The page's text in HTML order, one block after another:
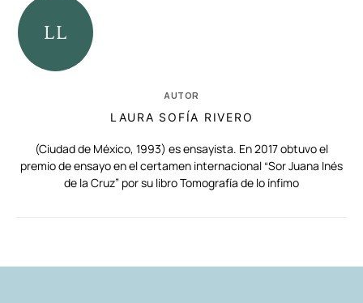
AUTOR
LAURA SOFÍA RIVERO
(Ciudad de México, 1993) es ensayista. En 2017 obtuvo el
premio de ensayo en el certamen internacional “Sor Juana Inés
de la Cruz” por su libro Tomografía de lo ínfimo